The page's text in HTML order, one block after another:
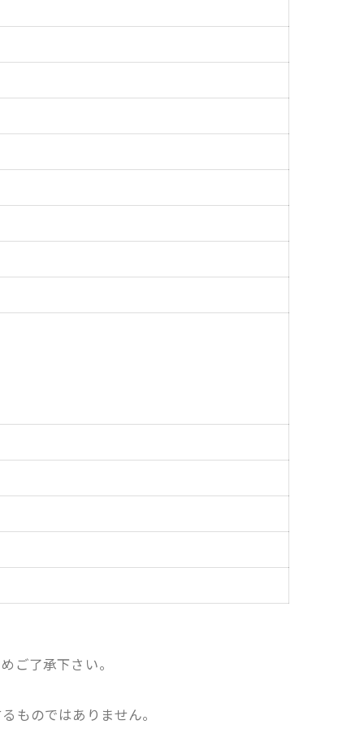
ご了承下さい。
ものではありません。